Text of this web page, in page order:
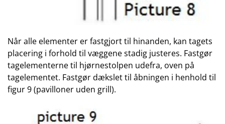
Når alle elementer er fastgjort til hinanden, kan tagets
placering i forhold til væggene stadig justeres. Fastgør
tagelementerne til hjørnestolpen udefra, oven på
tagelementet. Fastgør dækslet til åbningen i henhold til
figur 9 (pavilloner uden grill).